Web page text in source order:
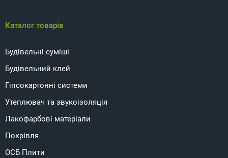
Каталог товарів
Будівельні суміші
Будівельний клей
Гіпсокартонні системи
Утеплювач та звукоізоляція
Лакофарбові матеріали
Покрівля
ОСБ Плити